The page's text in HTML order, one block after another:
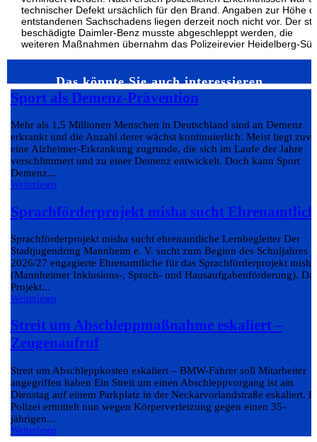
technischer Defekt ursächlich für den Brand. Angaben zur Höhe
entstandenen Sachschadens liegen derzeit noch nicht vor. Der
beschädigte Daimler-Benz musste abgeschleppt werden, die
weiteren Maßnahmen übernahm das Polizeirevier Heidelberg-
Das könnte Sie auch interessieren…
Sport als Demenz-Prävention
Mehr als 1,5 Millionen Menschen in Deutschland sind an Demenz
erkrankt und die Anzahl derer wächst kontinuierlich. Meist liegt
eine Alzheimer-Erkrankung zugrunde, die sich im Laufe der Jahre
verschlimmert und zu einer Demenz entwickelt. Doch kann Sport
Demenz...
Weiterlesen
Sprachförderprojekt misha sucht
Sprachförderprojekt misha sucht ehrenamtliche Lernbegleiter Der
Stadtjugendring Mannheim e. V. sucht zum Beginn des Schuljahres
2026/27 engagierte Ehrenamtliche für das Sprachförderprojekt misha
(Mannheimer Inklusions-, Sprach- und Hausaufgabenförderung).
Projekt...
Weiterlesen
Streit um Abschleppmaßnahme eskaliert –
Zeugenaufruf
Streit um Abschleppkosten eskaliert – BMW-Fahrer soll Mitarbeiter
angegriffen haben Ein Streit um einen Abschleppvorgang ist am
Dienstag auf einem Parkplatz in der Neckarvorlandstraße eskaliert.
Polizei ermittelt nun wegen Körperverletzung gegen einen 35-
jährigen...
Weiterlesen